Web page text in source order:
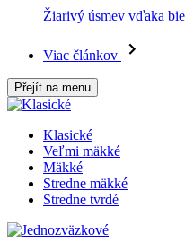
Žiarivý úsmev vďaka
Viac článkov
Přejít na menu
Klasické
Veľmi mäkké
Mäkké
Stredne mäkké
Stredne tvrdé